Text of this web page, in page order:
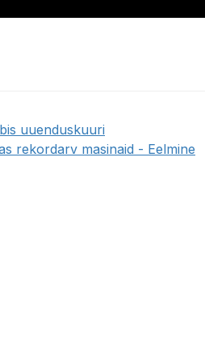
uuenduskuuri
rekordarv masinaid - Eelmine